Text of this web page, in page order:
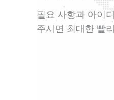
필요 사항과 아이
주시면 최대한 빨